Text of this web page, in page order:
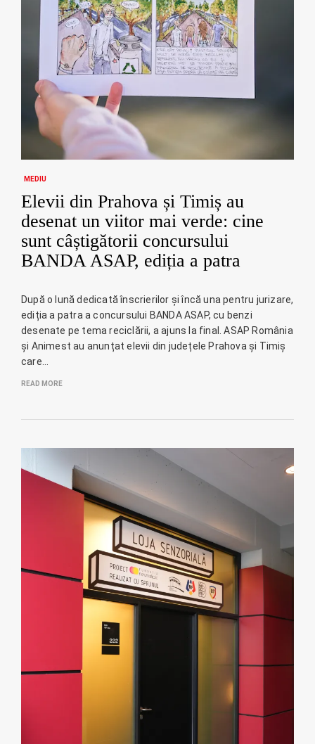
MEDIU
Elevii din Prahova și Timiș au
desenat un viitor mai verde: cine
sunt câștigătorii concursului
BANDA ASAP, ediția a patra
După o lună dedicată înscrierilor și încă una pentru jurizare,
ediția a patra a concursului BANDA ASAP, cu benzi
desenate pe tema reciclării, a ajuns la final. ASAP România
și Animest au anunțat elevii din județele Prahova și Timiș
care…
READ MORE